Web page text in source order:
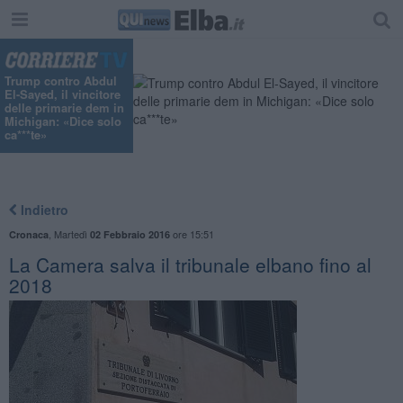
Trump contro Abdul
El-Sayed, il vincitore
delle primarie dem in
Michigan: «Dice solo
ca***te»
Indietro
Cronaca Martedì 02 Febbraio 2016ore 15:51
La Camera salva il tribunale elbano fino al
2018